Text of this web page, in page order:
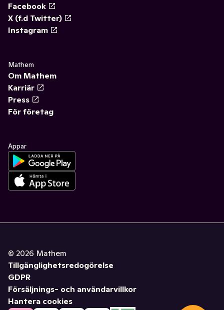
Facebook
X (f.d Twitter)
Instagram
Mathem
Om Mathem
Karriär
Press
För företag
Appar
© 2026 Mathem
Tillgänglighetsredogörelse
GDPR
Försäljnings- och användarvillkor
Hantera cookies